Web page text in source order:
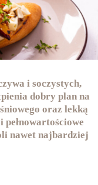
i soczystych,
dobry plan na
oraz lekką
nawet najbardziej